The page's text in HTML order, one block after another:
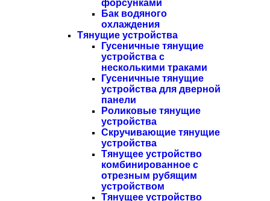
форсунками
Бак водяного
охлаждения
Тянущие устройства
Гусеничные тянущие
устройства с
несколькими траками
Гусеничные тянущие
устройства для дверной
панели
Роликовые тянущие
устройства
Скручивающие тянущие
устройства
Тянущее устройство
комбинированное с
отрезным рубящим
устройством
Тянущее устройство